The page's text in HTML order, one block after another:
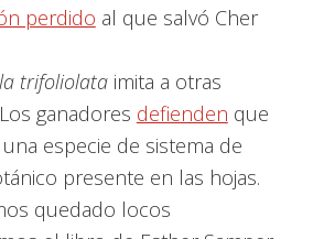
perdido al que salvó Cher
trifoliolataimita a otras
ganadores defienden que
especie de sistema de
presente en las hojas.
quedado locos